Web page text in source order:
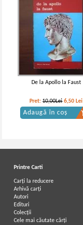
De la Apollo la Faust
Pret:10,00Lei 6,50 Lei
Adaugă în coș
Printre Carti
Carți la reducere
Arhivă carți
Autori
Edituri
Colecții
Cele mai căutate cărți